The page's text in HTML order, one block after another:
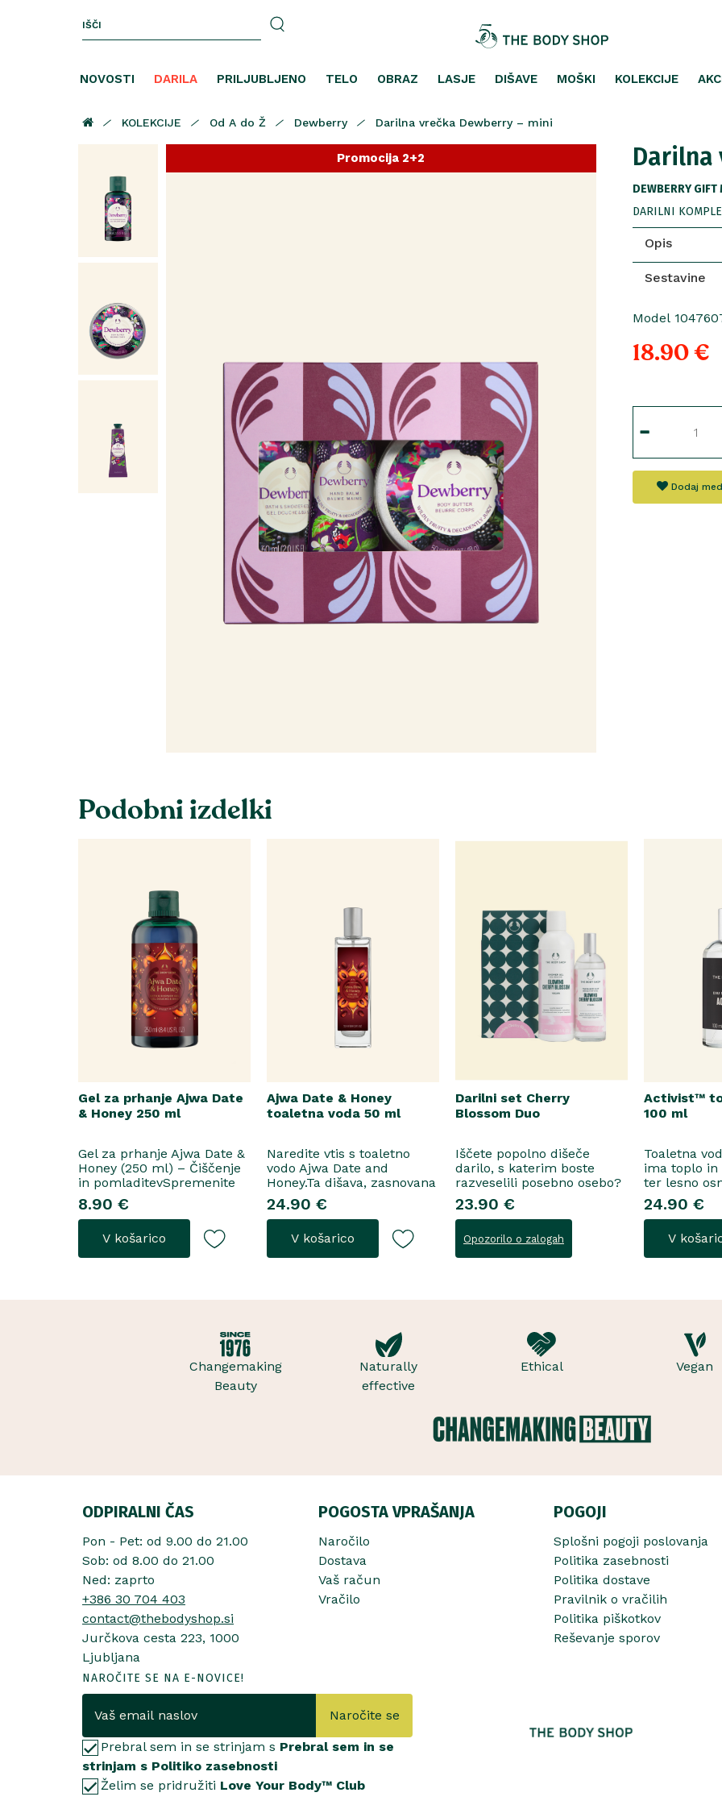
NOVOSTI DARILA PRILJUBLJENO TELO OBRAZ LASJE DIŠAVE MOŠKI KOLEKCIJE
KOLEKCIJE Od A do Ž Dewberry Darilna vrečka Dewberry – mini
Promocija 2+2 Darilna
DEWBERRY GIFT
DARILNI
Opis
Sestavine
Model
18.90 €
Dodaj
Podobni izdelki
Gel za prhanje Ajwa Date
& Honey 250 ml
Gel za prhanje Ajwa Date &
Honey (250 ml) – Čiščenje
in pomladitevSpremenite
svoje vsakodnevno prhanje
v razkošen orientalski
ritual z gelom za prhanje
Ajwa Date & Honey. Bogata
formula brez mil nežno
8.90 €
V košarico
Ajwa Date & Honey
toaletna voda 50 ml
Naredite vtis s toaletno
vodo Ajwa Date and
Honey.Ta dišava, zasnovana
tako za razkošne
priložnosti kot za
vsakodnevno nošenje, se
odpre z notami suhega
grozdja, labana in frezije, ki
sladice in me..
24.90 €
V košarico
Darilni set Cherry
Blossom Duo
Iščete popolno dišeče
darilo, s katerim boste
razveselili posebno osebo?
Spoznajte naš darilni set
Cherry Blossom Duo,
popolno harmonijo nežne
nege in razkošnega vonja,
ki poskrbi za dobro počutje
23.90 €
Opozorilo o zalogah
Activist™
100 ml
Toaletna
ima toplo in
ter lesno
začinjen
voda..
24.90 €
V
Changemaking
Beauty
Naturally
effective
Ethical Vegan
ODPIRALNI ČAS
Pon - Pet: od 9.00 do 21.00
Sob: od 8.00 do 21.00
Ned: zaprto
+386 30 704 403
contact@thebodyshop.si
Jurčkova cesta 223, 1000
Ljubljana
POGOSTA VPRAŠANJA
Naročilo
Dostava
Vaš račun
Vračilo
POGOJI
Splošni pogoji poslovanja
Politika zasebnosti
Politika dostave
Pravilnik o vračilih
Politika piškotkov
Reševanje sporov
NAROČITE SE NA E-NOVICE!
Naročite se
Prebral sem in se strinjam s Prebral sem in se
strinjam s Politiko zasebnosti
Želim se pridružiti Love Your Body™ Club